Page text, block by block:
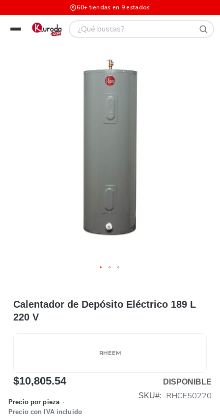
60+ tiendas en 9 estados
Calentador de Depósito Eléctrico 189 L
220 V
RHEEM
$10,805.54
DISPONIBLE
SKU
RHCE50220
Precio por pieza ·
Precio con IVA incluido